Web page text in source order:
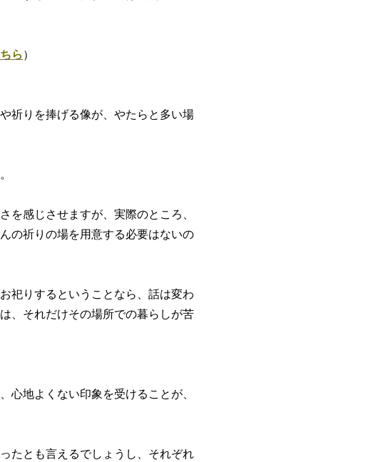
ら）
祈りを捧げる像が、やたらと多い場
感じさせますが、実際のところ、
の祈りの場を用意する必要はないの
祀りするということなら、話は変わ
、それだけその場所での暮らしが苦
地よくない印象を受けることが、
たとも言えるでしょうし、それぞれ